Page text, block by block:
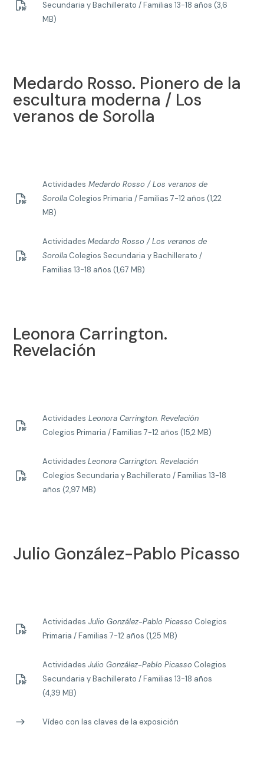
Secundaria y Bachillerato / Familias 13-18 años (3,6
MB)
Medardo Rosso. Pionero de la
escultura moderna / Los
veranos de Sorolla
Actividades Medardo Rosso / Los veranos de
Sorolla Colegios Primaria / Familias 7-12 años (1,22
MB)
ActividadesMedardo Rosso / Los veranos de
Sorolla Colegios Secundaria y Bachillerato /
Familias 13-18 años (1,67 MB)
Leonora Carrington.
Revelación
Actividades Leonora Carrington. Revelación
Colegios Primaria / Familias 7-12 años (15,2 MB)
ActividadesLeonora Carrington. Revelación
Colegios Secundaria y Bachillerato / Familias 13-18
años (2,97 MB)
Julio González-Pablo Picasso
Actividades Julio González-Pablo Picasso Colegios
Primaria / Familias 7-12 años (1,25 MB)
ActividadesJulio González-Pablo Picasso Colegios
Secundaria y Bachillerato / Familias 13-18 años
(4,39 MB)
Vídeo con las claves de la exposición